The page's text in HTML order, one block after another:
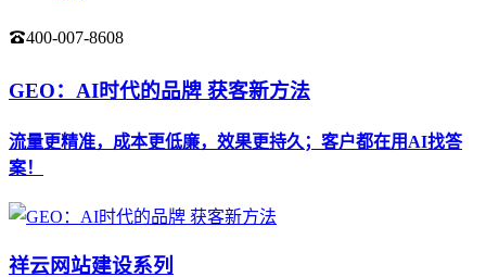
400-007-8608
GEO：AI时代的品牌 获客新方法
流量更精准，成本更低廉，效果更持久；客户都在用AI找答
案！
祥云网站建设系列